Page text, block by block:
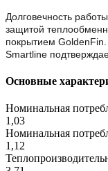
Долговечность
защитой
покрытием
Smartline
Основные
Номинальная
1,03
Номинальная
1,12